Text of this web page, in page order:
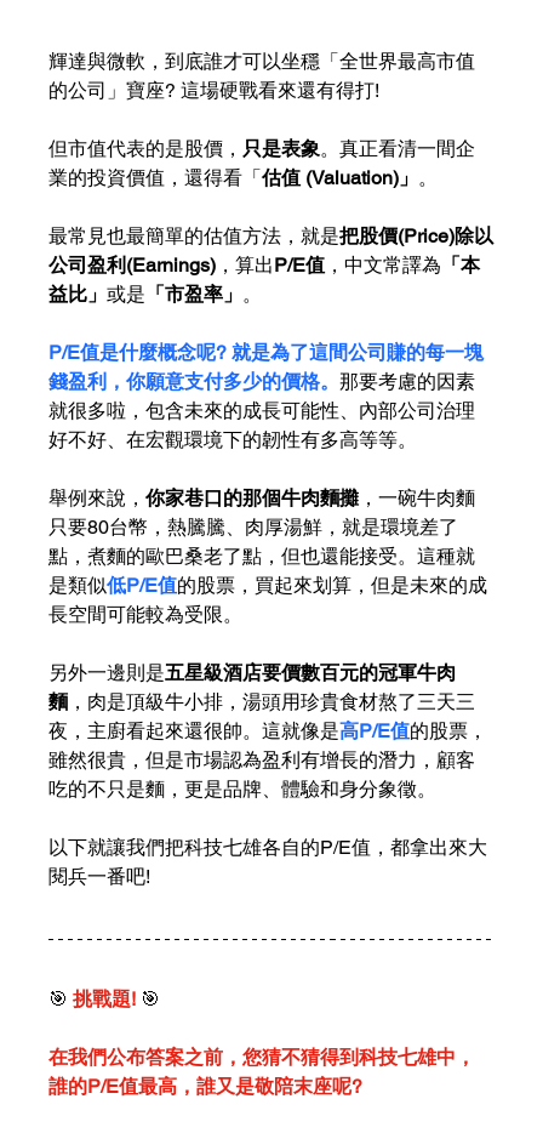
輝達與微軟，到底誰才可以坐穩「全世界最高市值
的公司」寶座? 這場硬戰看來還有得打!
但市值代表的是股價， 只是表象。真正看清一間企
業的投資價值，還得看「估值 (Valuation)」 。
最常見也最簡單的估值方法，就是把股價(Price)除以
公司盈利(Earnings) ，算出P/E值 ，中文常譯為 「本
益比」或是 「市盈率」 。
P/E值是什麼概念呢? 就是為了這間公司賺的每一塊
錢盈利，你願意支付多少的價格。那要考慮的因素
就很多啦，包含未來的成長可能性、內部公司治理
好不好、在宏觀環境下的韌性有多高等等。
舉例來說，你家巷口的那個牛肉麵攤 ，一碗牛肉麵
只要80台幣，熱騰騰、肉厚湯鮮，就是環境差了
點，煮麵的歐巴桑老了點，但也還能接受。這種就
是類似低P/E值的股票，買起來划算，但是未來的成
長空間可能較為受限。
另外一邊則是五星級酒店要價數百元的冠軍牛肉
麵 ，肉是頂級牛小排，湯頭用珍貴食材熬了三天三
夜，主廚看起來還很帥。這就像是高P/E值的股票，
雖然很貴，但是市場認為盈利有增長的潛力，顧客
吃的不只是麵，更是品牌、體驗和身分象徵。
以下就讓我們把科技七雄各自的P/E值，都拿出來大
閱兵一番吧!
🎯 挑戰題! 🎯
在我們公布答案之前，您猜不猜得到科技七雄中，
誰的P/E值最高，誰又是敬陪末座呢?